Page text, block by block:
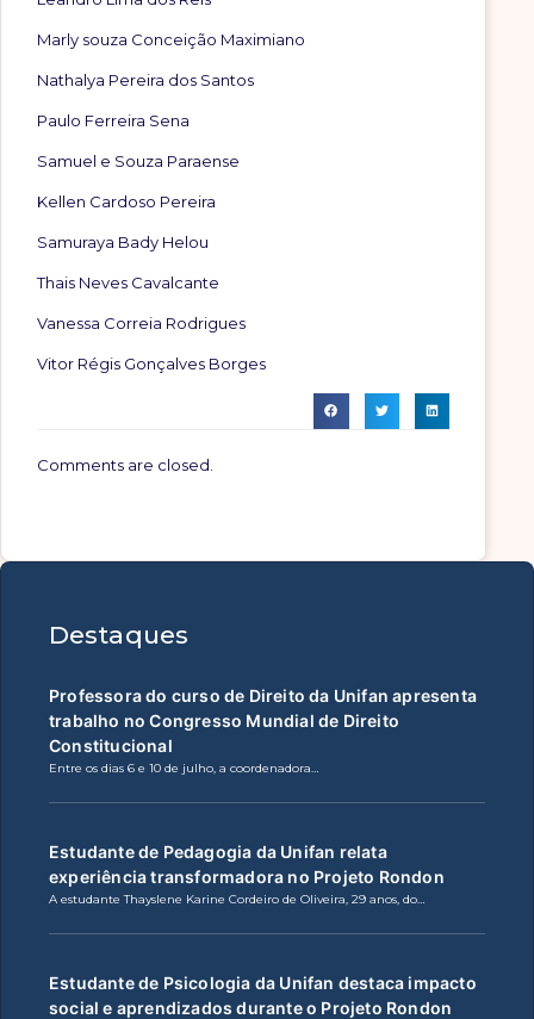
Marly souza Conceição Maximiano
Nathalya Pereira dos Santos
Paulo Ferreira Sena
Samuel e Souza Paraense
Kellen Cardoso Pereira
Samuraya Bady Helou
Thais Neves Cavalcante
Vanessa Correia Rodrigues
Vitor Régis Gonçalves Borges
Comments are closed.
Destaques
Professora do curso de Direito da Unifan apresenta
trabalho no Congresso Mundial de Direito
Constitucional
Entre os dias 6 e 10 de julho, a coordenadora…
Estudante de Pedagogia da Unifan relata
experiência transformadora no Projeto Rondon
A estudante Thayslene Karine Cordeiro de Oliveira, 29 anos, do…
Estudante de Psicologia da Unifan destaca impacto
social e aprendizados durante o Projeto Rondon